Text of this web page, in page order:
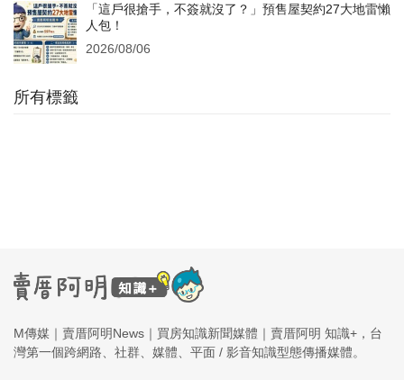
「這戶很搶手，不簽就沒了？」預售屋契約27大地雷懶
人包！
2026/08/06
所有標籤
M傳媒｜賣厝阿明News｜買房知識新聞媒體｜賣厝阿明 知識+，台
灣第一個跨網路、社群、媒體、平面 / 影音知識型態傳播媒體。